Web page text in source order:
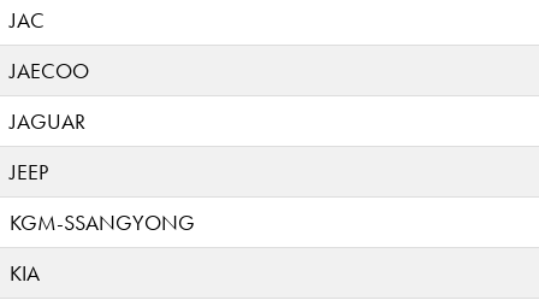
JAC
JAECOO
JAGUAR
JEEP
KGM-SSANGYONG
KIA